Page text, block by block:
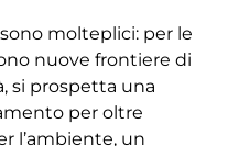
molteplici: per le
nuove frontiere di
si prospetta una
per oltre
l’ambiente, un